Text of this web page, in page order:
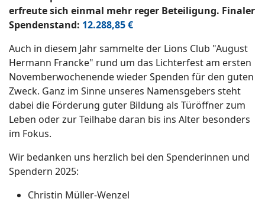
erfreute sich einmal mehr reger Beteiligung. Finaler
Spendenstand: 12.288,85 €
Auch in diesem Jahr sammelte der Lions Club "August
Hermann Francke" rund um das Lichterfest am ersten
Novemberwochenende wieder Spenden für den guten
Zweck. Ganz im Sinne unseres Namensgebers steht
dabei die Förderung guter Bildung als Türöffner zum
Leben oder zur Teilhabe daran bis ins Alter besonders
im Fokus.
Wir bedanken uns herzlich bei den Spenderinnen und
Spendern 2025:
Christin Müller-Wenzel